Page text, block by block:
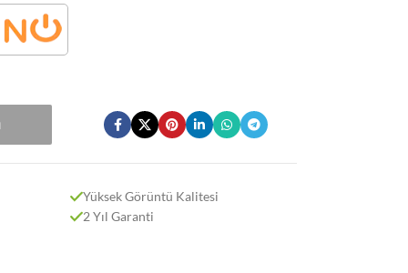
Yüksek Görüntü Kalitesi
2 Yıl Garanti